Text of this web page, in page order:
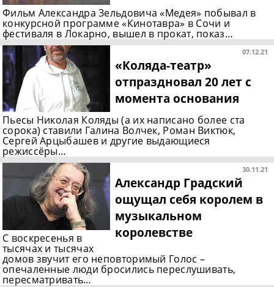
Фильм Александра Зельдовича «Медея» побывал в
конкурсной программе «Кинотавра» в Сочи и
фестиваля в Локарно, вышел в прокат, показ…
07.12.21
«Коляда-театр»
отпраздновал 20 лет с
момента основания
Пьесы Николая Коляды (а их написано более ста
сорока) ставили Галина Волчек, Роман Виктюк,
Сергей Арцыбашев и другие выдающиеся
режиссёры…
30.11.21
Александр Градский
ощущал себя королем в
музыкальном
королевстве
С воскресенья в
тысячах и тысячах
домов звучит его неповторимый Голос –
опечаленные люди бросились переслушивать,
пересматривать…